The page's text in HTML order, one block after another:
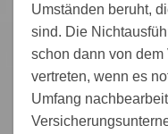
Umständen beruht,
sind. Die
schon dann von
vertreten, wenn es
Umfang